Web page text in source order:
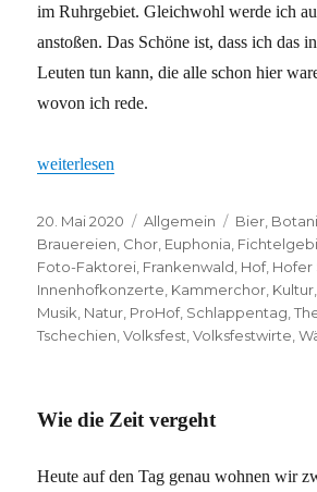
im Ruhrgebiet. Gleichwohl werde ich
anstoßen. Das Schöne ist, dass ich das
Leuten tun kann, die alle schon hier
wovon ich rede.
„Aller guten Dinge sind drei“
weiterlesen
Veröffentlicht
am
20. Mai 2020 Kategorien
Allgemein Bier
Brauereien Chor Euphonia
Foto-Faktorei Frankenwald Hof, Hofer
Innenhofkonzerte Kammerchor Kultur
Musik Natur ProHof, Schlappentag ,
Tschechien ,Volksfest ,Volksfestwirte ,
Wie die Zeit vergeht
Heute auf den Tag genau wohnen wir